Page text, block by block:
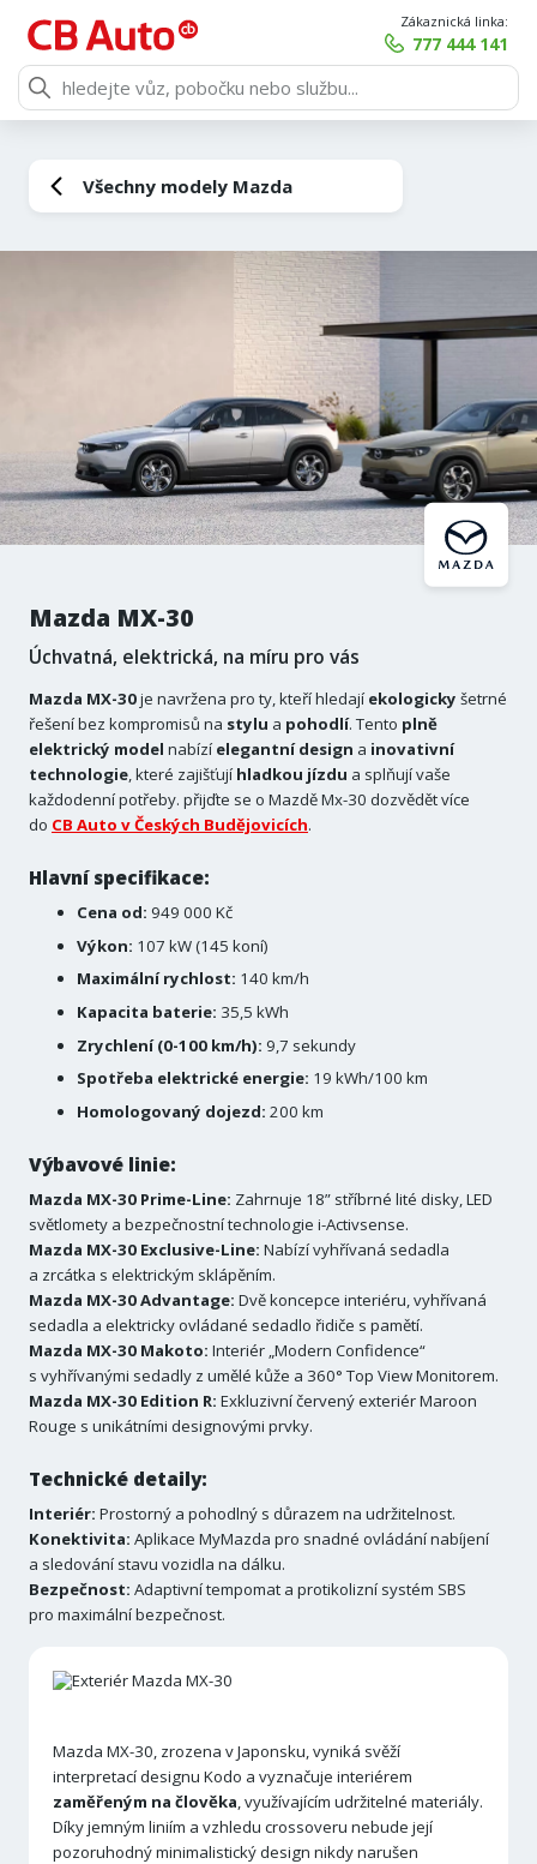
Zákaznická linka:
777 444 141
Všechny modely Mazda
Mazda MX-30
Úchvatná, elektrická, na míru pro vás
Mazda MX-30je navržena pro ty, kteří hledají ekologicky šetrné
řešení bez kompromisů na stylu a pohodlí. Tento plně
elektrický model nabízí elegantní design a inovativní
technologie, které zajišťují hladkou jízdu a splňují vaše
každodenní potřeby. přijďte se o Mazdě Mx-30 dozvědět více
do CB Auto v Českých Budějovicích.
Hlavní specifikace:
Cena od: 949 000 Kč
Výkon: 107 kW (145 koní)
Maximální rychlost: 140 km/h
Kapacita baterie: 35,5 kWh
Zrychlení (0-100 km/h): 9,7 sekundy
Spotřeba elektrické energie: 19 kWh/100 km
Homologovaný dojezd: 200 km
Výbavové linie:
Mazda MX-30 Prime-Line: Zahrnuje 18” stříbrné lité disky, LED
světlomety a bezpečnostní technologie i-Activsense.
Mazda MX-30 Exclusive-Line: Nabízí vyhřívaná sedadla
a zrcátka s elektrickým sklápěním.
Mazda MX-30 Advantage: Dvě koncepce interiéru, vyhřívaná
sedadla a elektricky ovládané sedadlo řidiče s pamětí.
Mazda MX-30 Makoto: Interiér „Modern Confidence“
s vyhřívanými sedadly z umělé kůže a 360° Top View Monitorem.
Mazda MX-30 Edition R: Exkluzivní červený exteriér Maroon
Rouge s unikátními designovými prvky.
Technické detaily:
Interiér: Prostorný a pohodlný s důrazem na udržitelnost.
Konektivita: Aplikace MyMazda pro snadné ovládání nabíjení
a sledování stavu vozidla na dálku.
Bezpečnost: Adaptivní tempomat a protikolizní systém SBS
pro maximální bezpečnost.
Mazda MX-30, zrozena v Japonsku, vyniká svěží
interpretací designu Kodo a vyznačuje interiérem
zaměřeným na člověka, využívajícím udržitelné materiály.
Díky jemným liniím a vzhledu crossoveru nebude její
pozoruhodný minimalistický design nikdy narušen